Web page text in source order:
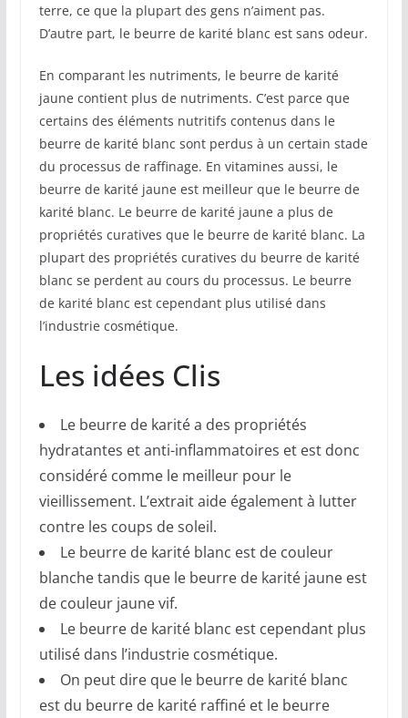
terre, ce que la plupart des gens n’aiment pas.
D’autre part, le beurre de karité blanc est sans odeur.
En comparant les nutriments, le beurre de karité
jaune contient plus de nutriments. C’est parce que
certains des éléments nutritifs contenus dans le
beurre de karité blanc sont perdus à un certain stade
du processus de raffinage. En vitamines aussi, le
beurre de karité jaune est meilleur que le beurre de
karité blanc. Le beurre de karité jaune a plus de
propriétés curatives que le beurre de karité blanc. La
plupart des propriétés curatives du beurre de karité
blanc se perdent au cours du processus. Le beurre
de karité blanc est cependant plus utilisé dans
l’industrie cosmétique.
Les idées Clis
Le beurre de karité a des propriétés
hydratantes et anti-inflammatoires et est donc
considéré comme le meilleur pour le
vieillissement. L’extrait aide également à lutter
contre les coups de soleil.
Le beurre de karité blanc est de couleur
blanche tandis que le beurre de karité jaune est
de couleur jaune vif.
Le beurre de karité blanc est cependant plus
utilisé dans l’industrie cosmétique.
On peut dire que le beurre de karité blanc
est du beurre de karité raffiné et le beurre